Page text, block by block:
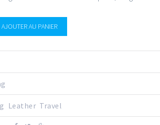
AJOUTER AU PANIER
Leather, Travel